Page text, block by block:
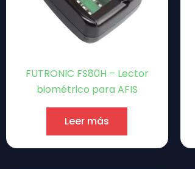
FUTRONIC FS80H – Lector
biométrico para AFIS
Leer más